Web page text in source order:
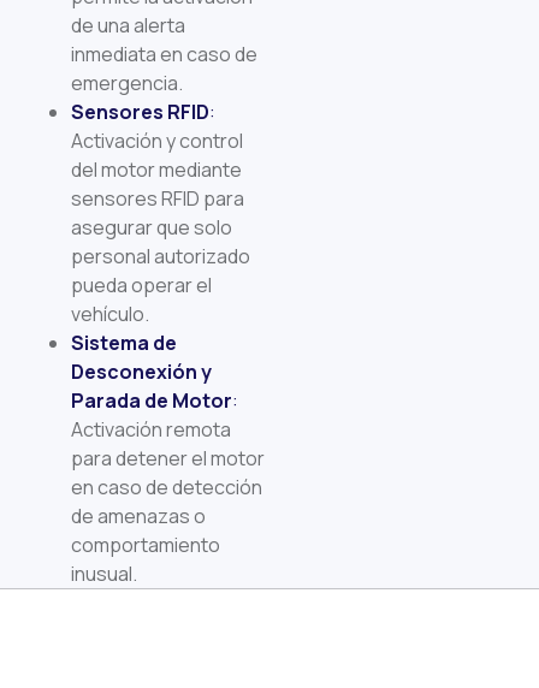
de una alerta
inmediata en caso de
emergencia.
Sensores RFID:
Activación y control
del motor mediante
sensores RFID para
asegurar que solo
personal autorizado
pueda operar el
vehículo.
Sistema de
Desconexión y
Parada de Motor:
Activación remota
para detener el motor
en caso de detección
de amenazas o
comportamiento
inusual.